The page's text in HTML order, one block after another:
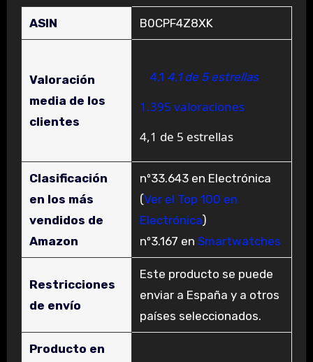
ASIN B0CPF4Z8XK
Valoración
media de los
clientes
4,1 4,1 de 5 estrellas
1.395 valoraciones
4,1 de 5 estrellas
Clasificación
en los más
vendidos de
Amazon
nº33.643 en Electrónica
(Ver el Top 100 en
Electrónica)
nº3.167 en Smartwatches
Restricciones
de envío
Este producto se puede
enviar a España y a otros
países seleccionados.
Producto en